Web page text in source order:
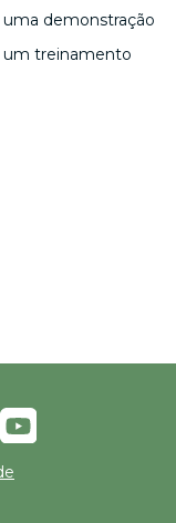
demonstração
treinamento